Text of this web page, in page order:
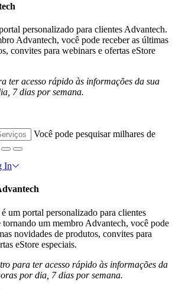
personalizado para clientes Advantech.
Advantech, você pode receber as últimas
convites para webinars e ofertas eStore
ter acesso rápido às informações da sua
7 dias por semana.
Você pode pesquisar milhares de
In
um portal personalizado para clientes
tornando um membro Advantech, você pode
novidades de produtos, convites para
eStore especiais.
para ter acesso rápido às informações da
por dia, 7 dias por semana.